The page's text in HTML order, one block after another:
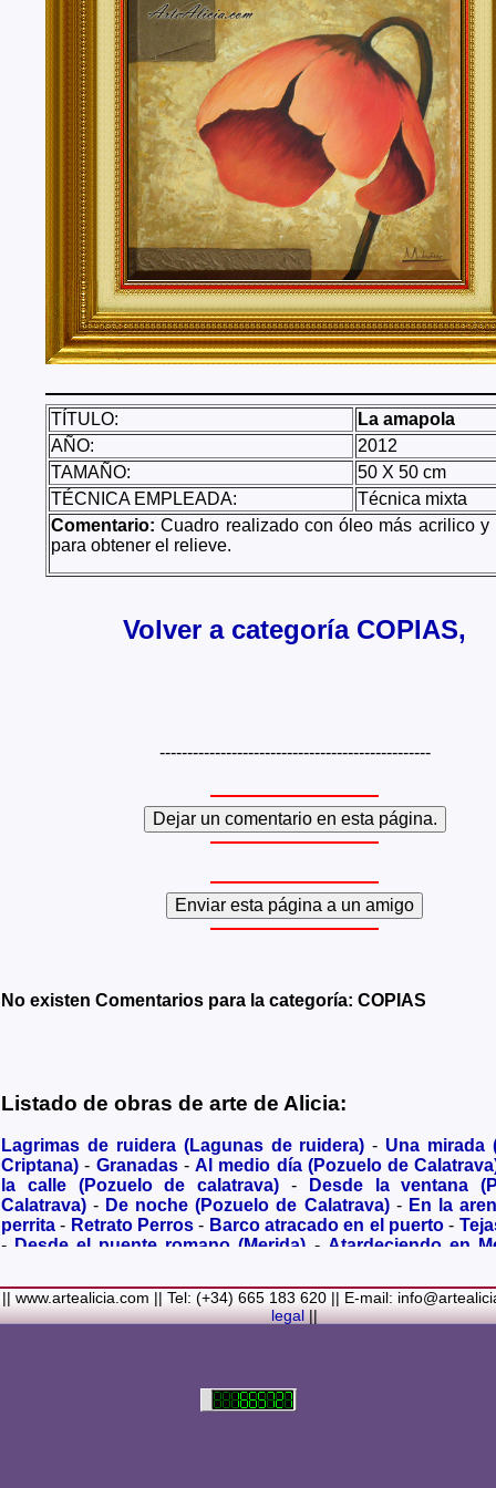
Valencia, Valladolid, Vizcaya, Zamora, Zaragoza.
También realizo envíos de mis cuadros o pinturas
lugares del mundo como pueden ser Estados Unidos,
Alemania, Gran Bretaña, Francia, Argentina, Italia...
TÍTULO:
La amapola
AÑO:
2012
TAMAÑO:
50 X 50 cm
TÉCNICA EMPLEADA:
Técnica mixta
Comentario: Cuadro realizado con óleo más acrilico y
para obtener el relieve.
Volver a categoría COPIAS,
-------------------------------------------------
No existen Comentarios para la categoría: COPIAS
Listado de obras de arte de Alicia:
Lagrimas de ruidera (Lagunas de ruidera) - Una mirada
Criptana) - Granadas-Al medio día (Pozuelo de
la calle (Pozuelo de calatrava) -
Desde la ventana
Calatrava) - De noche (Pozuelo de Calatrava)- En la
perrita - Retrato Perros - Barco atracado en el puerto -
- Desde el puente romano (Merida) - Atardeciendo en
(Bolaños de Calatrava)-Membrillos madurando al sol-
costa-A dormir (Cuadro infantil)-En flor-Ramo de
Familiar-La fuente (La Alhambra de Granada)-Acuarela
Puerta de Ciruela en 1868 (Ciudad
del Alcazar en tiempo de Juan II (Ciudad Real)
|| www.artealicia.com || Tel: (+34) 665 183 620 || E-mail:
legal||